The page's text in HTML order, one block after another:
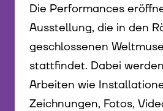
Die Performances
Ausstellung, die in den
geschlossenen
stattfindet. Dabei
Arbeiten wie
Zeichnungen, Fotos,